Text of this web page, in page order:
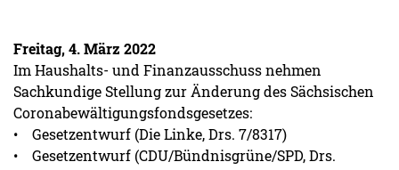
Freitag, 4. März 2022
Im Haushalts- und Finanzausschuss nehmen
Sachkundige Stellung zur Änderung des Sächsischen
Coronabewältigungsfondsgesetzes:
• Gesetzentwurf (Die Linke, Drs. 7/8317)
• Gesetzentwurf (CDU/Bündnisgrüne/SPD, Drs.